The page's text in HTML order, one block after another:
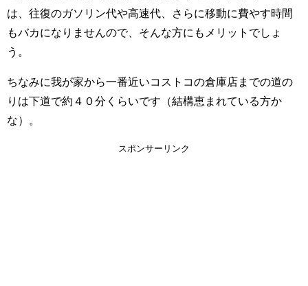
は、往復のガソリン代や高速代、さらに移動に費やす時間
もバカになりませんので、そんな方にもメリットでしょ
う。
ちなみに我が家から一番近いコストコの倉庫店までの道の
りは下道で約４０分くらいです（結構恵まれている方か
な）。
スポンサーリンク